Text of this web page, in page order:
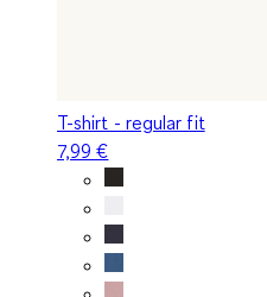
T-shirt - regular fit
7,99 €